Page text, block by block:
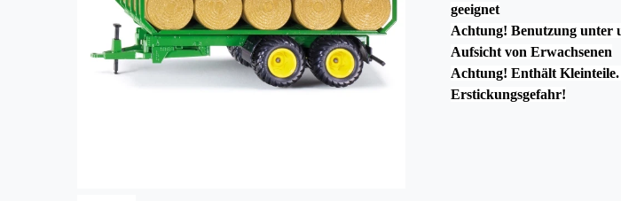
geeignet
Achtung! Benutzung unter
Aufsicht von Erwachsenen
Achtung! Enthält
Erstickungsgefahr!